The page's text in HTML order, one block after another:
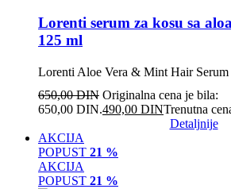
Lorenti serum za kosu sa
125 ml
Lorenti Aloe Vera & Mint Hair Serum
650,00DIN Originalna cena je bila:
650,00 DIN.490,00 DINTrenutna
Detaljnije
AKCIJA
POPUST 21 %
AKCIJA
POPUST 21 %